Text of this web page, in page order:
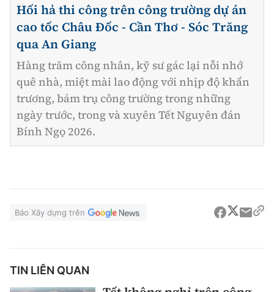
Hối hả thi công trên công trường dự án
cao tốc Châu Đốc - Cần Thơ - Sóc Trăng
qua An Giang
Hàng trăm công nhân, kỹ sư gác lại nỗi nhớ
quê nhà, miệt mài lao động với nhịp độ khẩn
trương, bám trụ công trường trong những
ngày trước, trong và xuyên Tết Nguyên đán
Bính Ngọ 2026.
Báo Xây dựng trên
TIN LIÊN QUAN